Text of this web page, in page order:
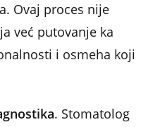
Ovaj proces nije
već putovanje ka
i osmeha koji
. Stomatolog